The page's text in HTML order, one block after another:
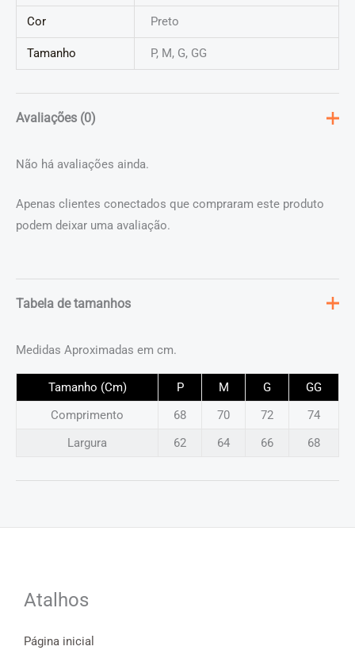
Cor Preto
Tamanho P, M, G, GG
Avaliações (0)
Não há avaliações ainda.
Apenas clientes conectados que compraram este produto
podem deixar uma avaliação.
Tabela de tamanhos
Medidas Aproximadas em cm.
Tamanho (Cm) P M G
GG
Comprimento
68 70 72
74
Largura
62 64 66 68
Atalhos
Página inicial